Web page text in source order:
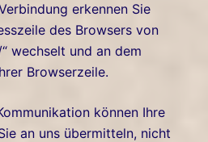
erkennen Sie
des Browsers von
wechselt und an dem
Browserzeile.
können Ihre
an uns übermitteln, nicht